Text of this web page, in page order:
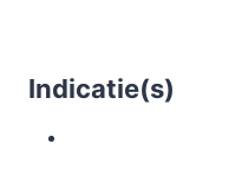
Indicatie(s)